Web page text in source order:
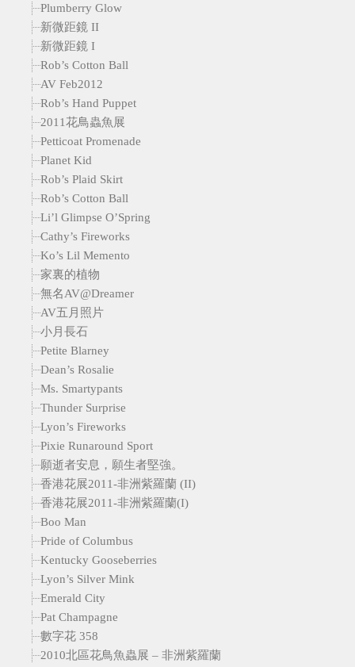
Plumberry Glow
新微距鏡 II
新微距鏡 I
Rob’s Cotton Ball
AV Feb2012
Rob’s Hand Puppet
2011花鳥蟲魚展
Petticoat Promenade
Planet Kid
Rob’s Plaid Skirt
Rob’s Cotton Ball
Li’l Glimpse O’Spring
Cathy’s Fireworks
Ko’s Lil Memento
家裏的植物
無名AV@Dreamer
AV五月照片
小月長石
Petite Blarney
Dean’s Rosalie
Ms. Smartypants
Thunder Surprise
Lyon’s Fireworks
Pixie Runaround Sport
願逝者安息，願生者堅強。
香港花展2011-非洲紫羅蘭 (II)
香港花展2011-非洲紫羅蘭(I)
Boo Man
Pride of Columbus
Kentucky Gooseberries
Lyon’s Silver Mink
Emerald City
Pat Champagne
數字花 358
2010北區花鳥魚蟲展 – 非洲紫羅蘭